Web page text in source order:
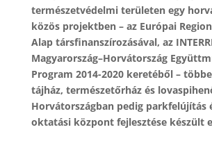
természetvédelmi területen egy
közös projektben – az Európai
Alap társfinanszírozásával, az
Magyarország–Horvátország
Program 2014-2020 keretéből –
tájház, természetőrház és
Horvátországban pedig parkfelújítás
oktatási központ fejlesztése készült